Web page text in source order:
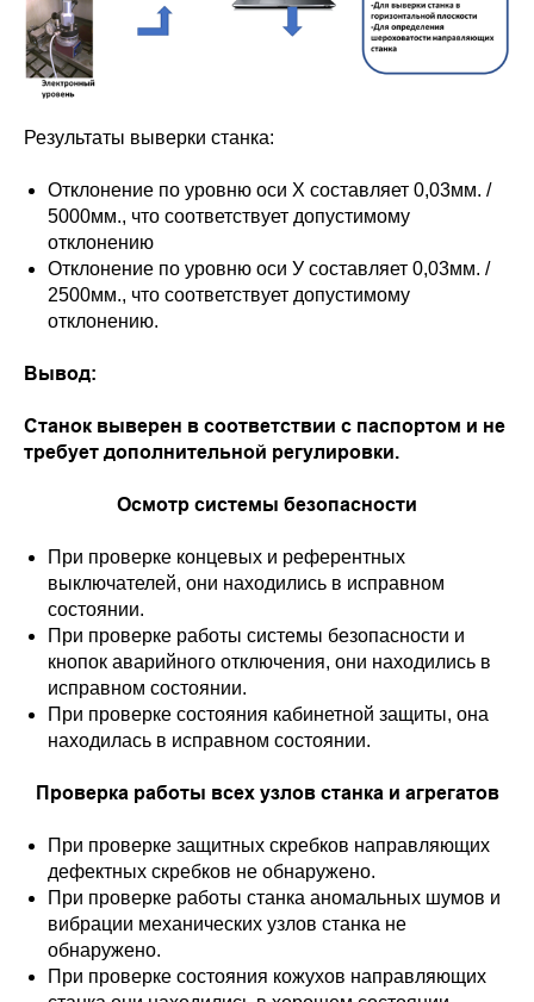
Результаты выверки станка:
Отклонение по уровню оси Х составляет 0,03мм. /
5000мм., что соответствует допустимому
отклонению
Отклонение по уровню оси У составляет 0,03мм. /
2500мм., что соответствует допустимому
отклонению.
Вывод:
Станок выверен в соответствии с паспортом и не
требует дополнительной регулировки.
Осмотр системы безопасности
При проверке концевых и референтных
выключателей, они находились в исправном
состоянии.
При проверке работы системы безопасности и
кнопок аварийного отключения, они находились в
исправном состоянии.
При проверке состояния кабинетной защиты, она
находилась в исправном состоянии.
Проверка работы всех узлов станка и агрегатов
При проверке защитных скребков направляющих
дефектных скребков не обнаружено.
При проверке работы станка аномальных шумов и
вибрации механических узлов станка не
обнаружено.
При проверке состояния кожухов направляющих